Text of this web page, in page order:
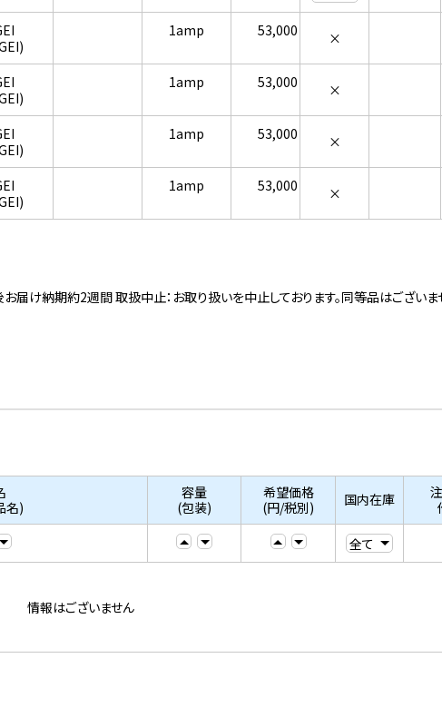
1amp 53,000 ×
1amp 53,000 ×
1amp 53,000 ×
1amp 53,000 ×
け納期約2週間 取扱中止：お取り扱いを中止しております。同等品はございま
名)
容量
(包装)
希望価格
(円/税別)
国内在庫
情報はございません